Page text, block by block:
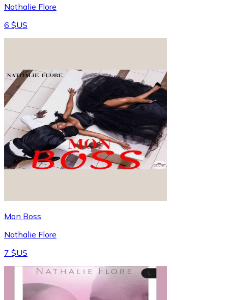
Nathalie Flore
6 $US
Mon Boss
Nathalie Flore
7 $US